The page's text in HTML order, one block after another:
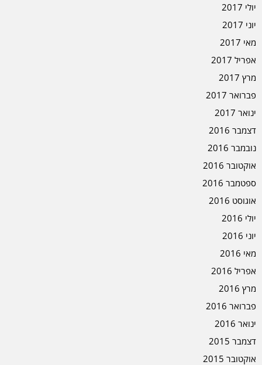
יולי 2017
יוני 2017
מאי 2017
אפריל 2017
מרץ 2017
פברואר 2017
ינואר 2017
דצמבר 2016
נובמבר 2016
אוקטובר 2016
ספטמבר 2016
אוגוסט 2016
יולי 2016
יוני 2016
מאי 2016
אפריל 2016
מרץ 2016
פברואר 2016
ינואר 2016
דצמבר 2015
אוקטובר 2015